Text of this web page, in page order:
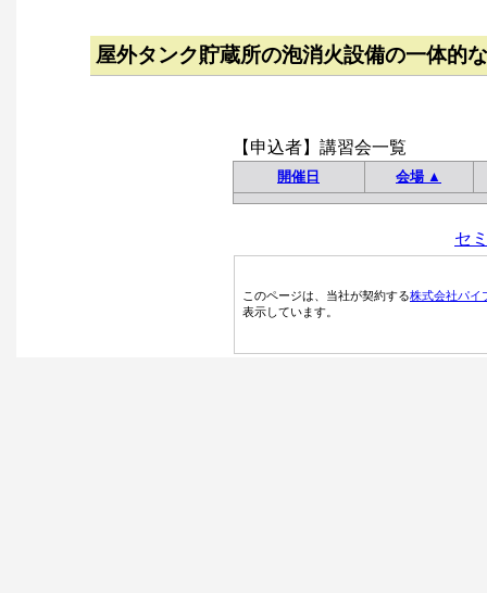
屋外タンク貯蔵所の泡消火設備の一体的
【申込者】講習会一覧
開催日 会場 ▲
セ
このページは、当社が契約する株式会社パイ
表示しています。